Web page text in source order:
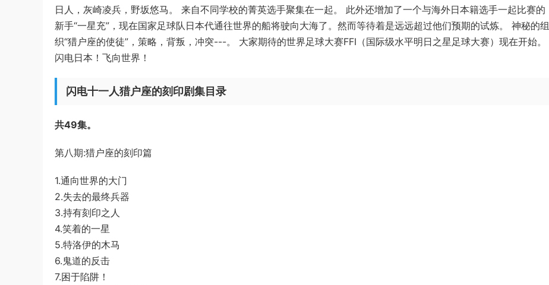
日人，灰崎凌兵，野坂悠马。 来自不同学校的菁英选手聚集在一起。 此外还增加了一个与海外日本籍选手一起比赛的
新手“一星充”，现在国家足球队日本代通往世界的船将驶向大海了。然而等待着是远远超过他们预期的试炼。 神秘的组
织“猎户座的使徒”，策略，背叛，冲突---。 大家期待的世界足球大赛FFI（国际级水平明日之星足球大赛）现在开始。
闪电日本！飞向世界！
闪电十一人猎户座的刻印剧集目录
共49集。
第八期:猎户座的刻印篇
1.通向世界的大门
2.失去的最终兵器
3.持有刻印之人
4.笑着的一星
5.特洛伊的木马
6.鬼道的反击
7.困于陷阱！